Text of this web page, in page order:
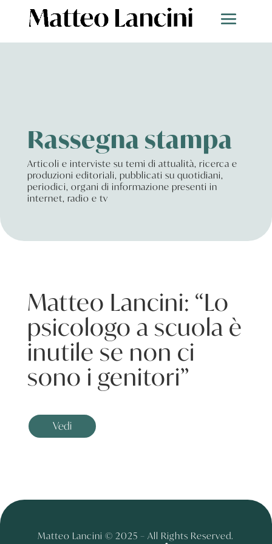
Rassegna stampa
Articoli e interviste su temi di attualità, ricerca e
produzioni editoriali, pubblicati su quotidiani,
periodici, organi di informazione presenti in
internet, radio e tv
Matteo Lancini: “Lo
psicologo a scuola è
inutile se non ci
sono i genitori”
Vedi
Matteo Lancini © 2025 – All Rights Reserved.